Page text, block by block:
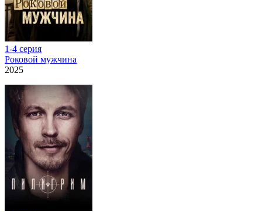
1-4 серия
Роковой мужчина
2025